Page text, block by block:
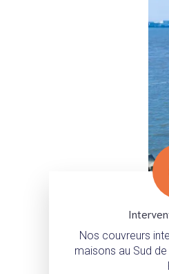
Nos couvreurs
maisons au Sud